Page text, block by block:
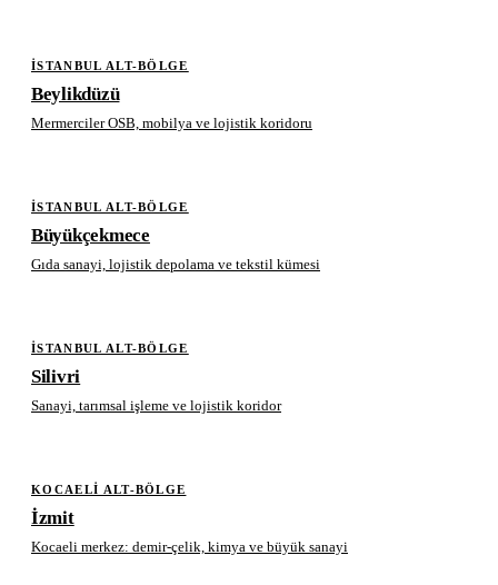
İSTANBUL ALT-BÖLGE
Beylikdüzü
Mermerciler OSB, mobilya ve lojistik koridoru
İSTANBUL ALT-BÖLGE
Büyükçekmece
Gıda sanayi, lojistik depolama ve tekstil kümesi
İSTANBUL ALT-BÖLGE
Silivri
Sanayi, tarımsal işleme ve lojistik koridor
KOCAELI ALT-BÖLGE
İzmit
Kocaeli merkez: demir-çelik, kimya ve büyük sanayi